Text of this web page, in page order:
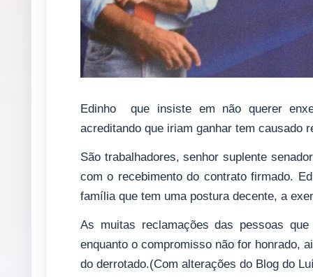
Edinho que insiste em não querer
acreditando que iriam ganhar tem causado
São trabalhadores, senhor suplente
com o recebimento do contrato firmado.
família que tem uma postura decente, a
As muitas reclamações das pessoas
enquanto o compromisso não for honrado,
do derrotado.(Com alterações do Blog do